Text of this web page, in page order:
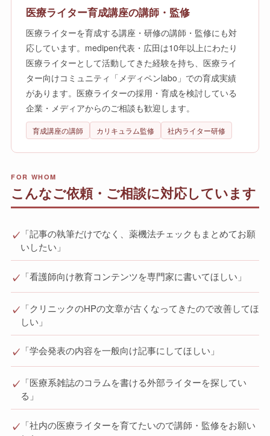
医療ライター育成講座の講師・監修
医療ライターを育成する講座・研修の講師・監修にも対
応しています。medipen代表・広田は10年以上にわたり
医療ライターとして活動してきた経験を持ち、医療ライ
ター向けコミュニティ「メディペンlabo」での育成実績
があります。医療ライターの採用・育成を検討している
企業・メディアからのご相談も歓迎します。
育成講座の講師 カリキュラム監修 社内ライター研修
FOR WHOM
こんなご依頼・ご相談に対応しています
✓ 「記事の執筆だけでなく、薬機法チェックもまとめてお願
いしたい」
✓ 「看護師向け教育コンテンツを専門家に書いてほしい」
✓ 「クリニックのHPの文章が古くなってきたので改善してほ
しい」
✓ 「学会発表の内容を一般向け記事にしてほしい」
✓ 「医療系雑誌のコラムを書ける外部ライターを探してい
る」
✓ 「社内の医療ライターを育てたいので講師・監修をお願い